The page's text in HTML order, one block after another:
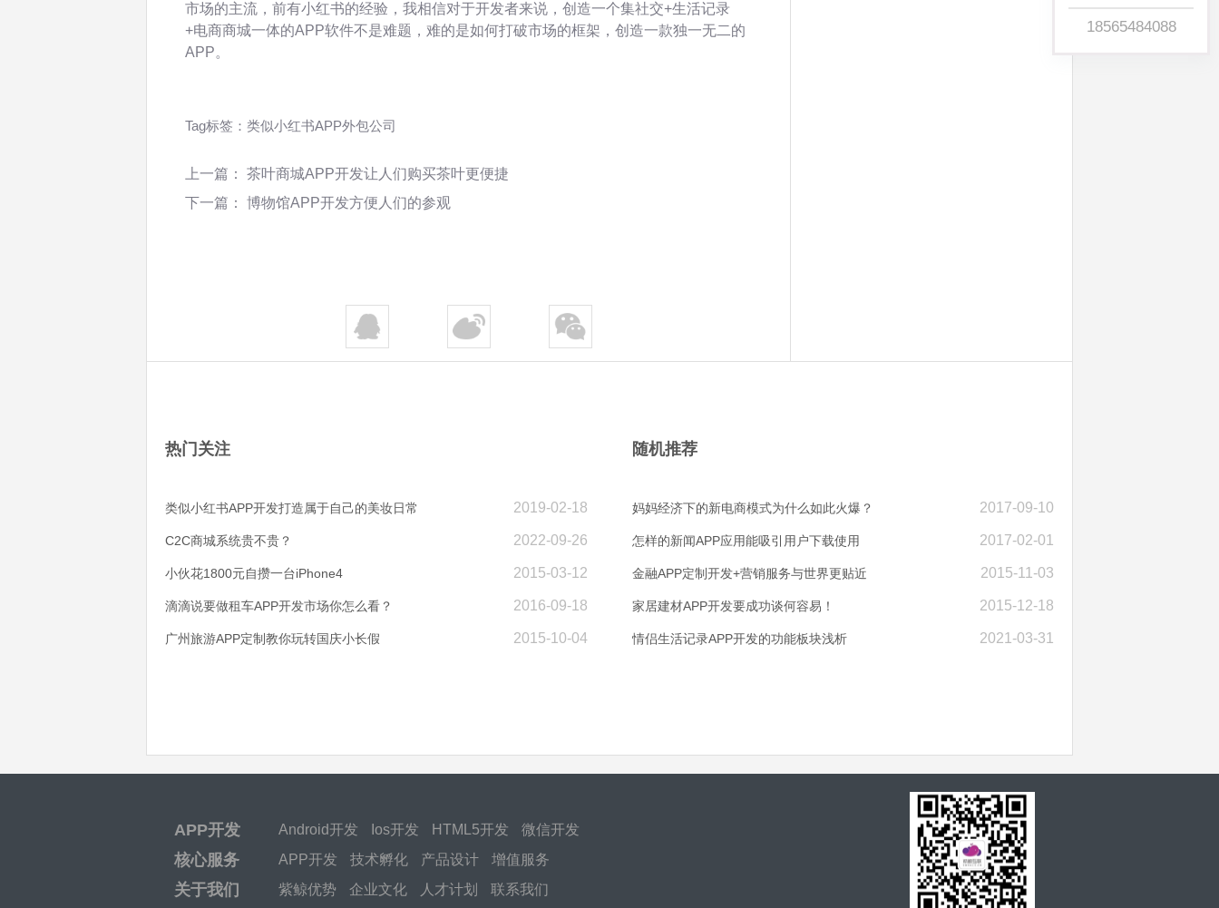
18565484088
市场的主流，前有小红书的经验，我相信对于开发者来说，创造一个集社交+生活记录
+电商商城一体的APP软件不是难题，难的是如何打破市场的框架，创造一款独一无二的
APP。
Tag标签： 类似小红书APP外包公司
上一篇： 茶叶商城APP开发让人们购买茶叶更便捷
下一篇： 博物馆APP开发方便人们的参观
热门关注
2019-02-18
类似小红书APP开发打造属于自己的美妆日常
2022-09-26
C2C商城系统贵不贵？
2015-03-12
小伙花1800元自攒一台iPhone4
2016-09-18
滴滴说要做租车APP开发市场你怎么看？
2015-10-04
广州旅游APP定制教你玩转国庆小长假
随机推荐
2017-09-10
妈妈经济下的新电商模式为什么如此火爆？
2017-02-01
怎样的新闻APP应用能吸引用户下载使用
2015-11-03
金融APP定制开发+营销服务与世界更贴近
2015-12-18
家居建材APP开发要成功谈何容易！
2021-03-31
情侣生活记录APP开发的功能板块浅析
APP开发 Android开发 Ios开发 HTML5开发 微信开发
核心服务 APP开发 技术孵化 产品设计 增值服务
关于我们 紫鲸优势 企业文化 人才计划 联系我们